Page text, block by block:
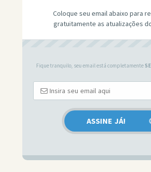
Coloque seu email abaixo para
gratuitamente as atualizações
Fique tranquilo, seu email está completamente